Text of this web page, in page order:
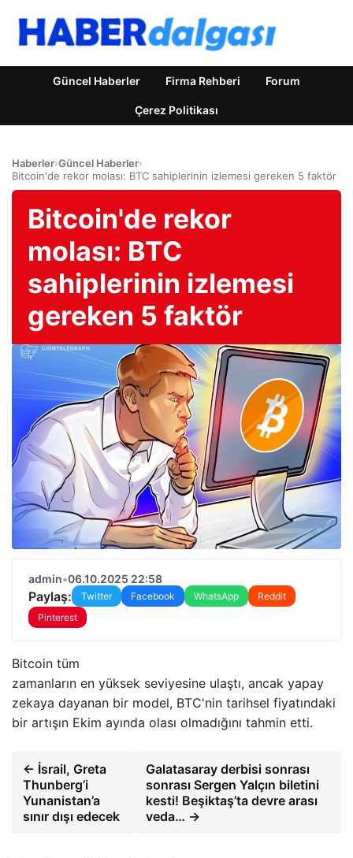
Güncel Haberler Firma Rehberi Forum
Çerez Politikası
Haberler›Güncel Haberler›
Bitcoin'de rekor molası: BTC sahiplerinin izlemesi gereken 5 faktör
Bitcoin'de rekor
molası: BTC
sahiplerinin izlemesi
gereken 5 faktör
admin•06.10.2025 22:58
Paylaş: Twitter Facebook WhatsApp
Reddit
Pinterest
Bitcoin tüm
zamanların en yüksek seviyesine ulaştı, ancak yapay
zekaya dayanan bir model, BTC'nin tarihsel fiyatındaki
bir artışın Ekim ayında olası olmadığını tahmin etti.
← İsrail, Greta
Thunberg’i
Yunanistan’a
sınır dışı edecek
Galatasaray derbisi sonrası
sonrası Sergen Yalçın biletini
kesti! Beşiktaş’ta devre arası
veda… →